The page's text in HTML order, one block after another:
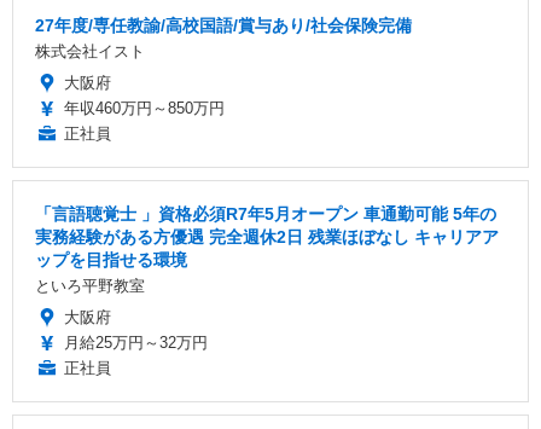
27年度/専任教諭/高校国語/賞与あり/社会保険完備
株式会社イスト
大阪府
年収460万円～850万円
正社員
「言語聴覚士 」資格必須R7年5月オープン 車通勤可能 5年の
実務経験がある方優遇 完全週休2日 残業ほぼなし キャリアア
ップを目指せる環境
といろ平野教室
大阪府
月給25万円～32万円
正社員